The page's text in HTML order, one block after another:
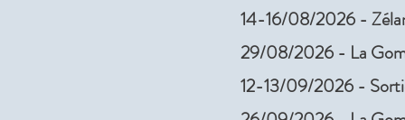
14-16/08/2026 -
29/08/2026 - La
12-13/09/2026 -